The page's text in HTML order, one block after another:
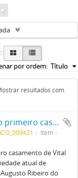
por ordem: Título
resultados com
Residência onde ocorreu o primeiro casamento de Vital Brazil . Fazenda Santa Cruz, propriedade atual de descendentes do Conde Joaquim Augusto Ribeiro do Valle.
Item
casamento de Vital
atual de
Ribeiro do